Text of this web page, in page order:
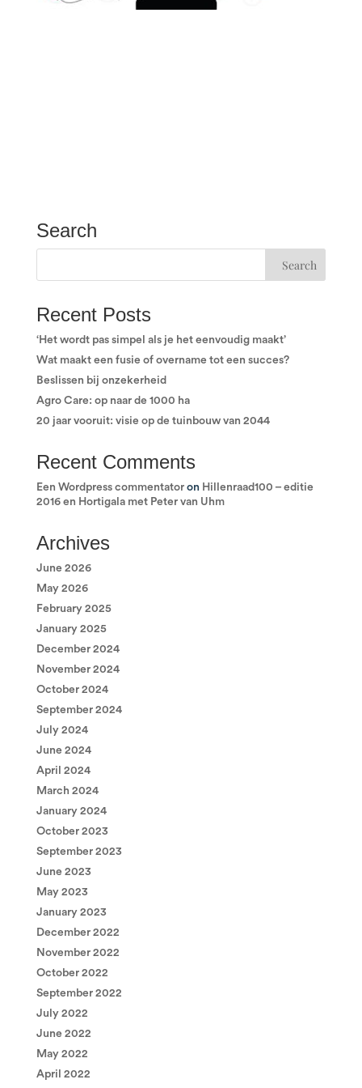
Search
Recent Posts
‘Het wordt pas simpel als je het eenvoudig maakt’
Wat maakt een fusie of overname tot een succes?
Beslissen bij onzekerheid
Agro Care: op naar de 1000 ha
20 jaar vooruit: visie op de tuinbouw van 2044
Recent Comments
Een Wordpress commentatoron Hillenraad100 – editie
2016 en Hortigala met Peter van Uhm
Archives
June 2026
May 2026
February 2025
January 2025
December 2024
November 2024
October 2024
September 2024
July 2024
June 2024
April 2024
March 2024
January 2024
October 2023
September 2023
June 2023
May 2023
January 2023
December 2022
November 2022
October 2022
September 2022
July 2022
June 2022
May 2022
April 2022